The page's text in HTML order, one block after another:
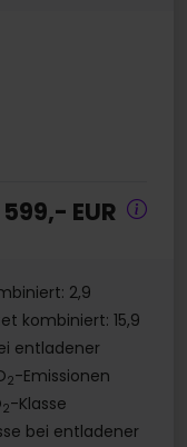
599,- EUR
2,9
kombiniert: 15,9
entladener
2-Emissionen
2-Klasse
bei entladener